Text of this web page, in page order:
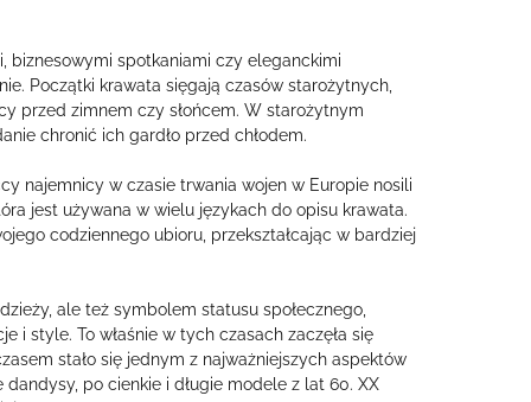
biznesowymi spotkaniami czy eleganckimi
Początki krawata sięgają czasów starożytnych,
przed zimnem czy słońcem. W starożytnym
chronić ich gardło przed chłodem.
najemnicy w czasie trwania wojen w Europie nosili
jest używana w wielu językach do opisu krawata.
codziennego ubioru, przekształcając w bardziej
ale też symbolem statusu społecznego,
i style. To właśnie w tych czasach zaczęła się
stało się jednym z najważniejszych aspektów
po cienkie i długie modele z lat 60. XX